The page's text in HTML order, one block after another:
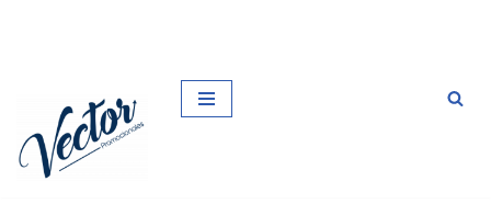
contenido